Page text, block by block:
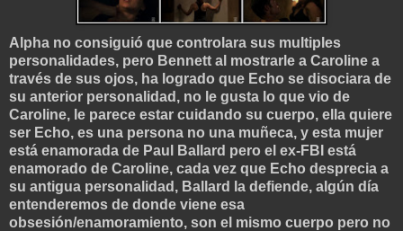
Alpha no consiguió que controlara sus multiples
personalidades, pero Bennett al mostrarle a Caroline a
través de sus ojos, ha logrado que Echo se disociara de
su anterior personalidad, no le gusta lo que vio de
Caroline, le parece estar cuidando su cuerpo, ella quiere
ser Echo, es una persona no una muñeca, y esta mujer
está enamorada de Paul Ballard pero el ex-FBI está
enamorado de Caroline, cada vez que Echo desprecia a
su antigua personalidad, Ballard la defiende, algún día
entenderemos de donde viene esa
obsesión/enamoramiento, son el mismo cuerpo pero no